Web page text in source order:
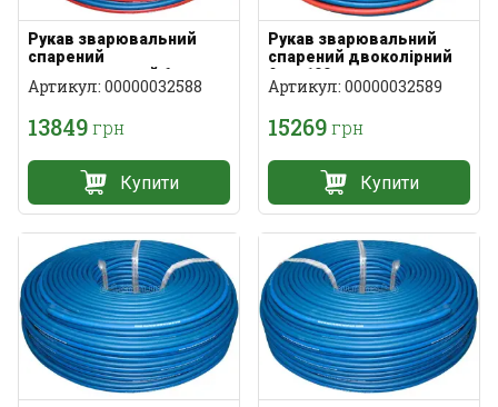
Рукав зварювальний
спарений
двокольоровий 6мм
100м
Артикул: 00000032588
13849грн
Купити
Рукав зварювальний
спарений двоколірний
9мм 100м
Артикул: 00000032589
15269грн
Купити